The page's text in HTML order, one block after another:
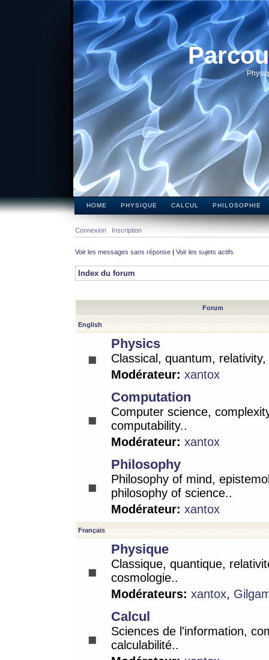
HOME PHYSIQUE CALCUL PHILOSOPHIE
Connexion Inscription
Voir les messages sans réponse | Voir les sujets actifs
Index du forum
Forum
English
Physics
Classical, quantum,
Modérateur: xantox
Computation
Computer science,
computability..
Modérateur: xantox
Philosophy
Philosophy of mind,
philosophy of science..
Modérateur: xantox
Français
Physique
Classique, quantique,
cosmologie..
Modérateurs: xantox,
Calcul
Sciences de l'information,
calculabilité..